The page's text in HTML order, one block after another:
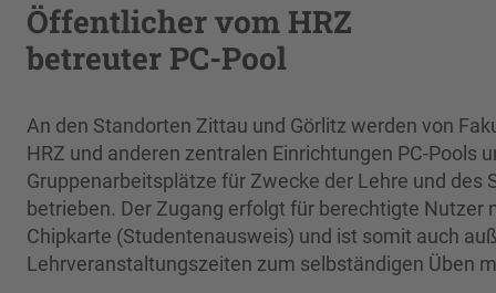
Öffentlicher vom HRZ
betreuter PC-Pool
An den Standorten Zittau und Görlitz werden von
HRZ und anderen zentralen Einrichtungen PC-Pools
Gruppenarbeitsplätze für Zwecke der Lehre und des
betrieben. Der Zugang erfolgt für berechtigte Nutzer
Chipkarte (Studentenausweis) und ist somit auch
Lehrveranstaltungszeiten zum selbständigen Üben